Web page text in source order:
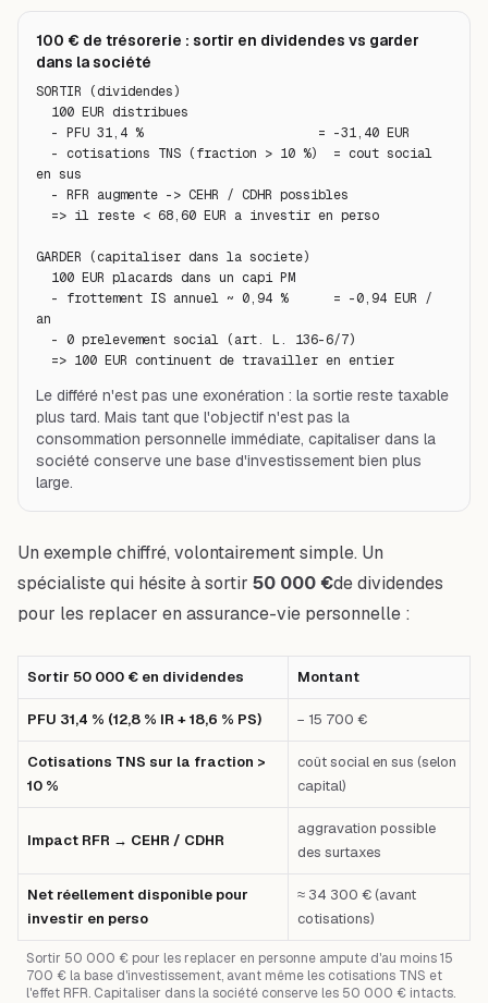
100 € de trésorerie : sortir en dividendes vs garder
dans la société
SORTIR (dividendes)
en sus
GARDER (capitaliser dans la societe)
an
  => 100 EUR continuent de travailler en entier
Le différé n'est pas une exonération : la sortie reste taxable
plus tard. Mais tant que l'objectif n'est pas la
consommation personnelle immédiate, capitaliser dans la
société conserve une base d'investissement bien plus
large.
Un exemple chiffré, volontairement simple. Un
spécialiste qui hésite à sortir 50 000 €de dividendes
pour les replacer en assurance-vie personnelle :
Sortir 50 000 € pour les replacer en personne ampute d'au moins 15
700 € la base d'investissement, avant même les cotisations TNS et
l'effet RFR. Capitaliser dans la société conserve les 50 000 € intacts.
Sortir 50 000 € en dividendes Montant
PFU 31,4 % (12,8 % IR + 18,6 % PS) − 15 700 €
Cotisations TNS sur la fraction >
10 %
coût social en sus (selon
capital)
Impact RFR → CEHR / CDHR
aggravation possible
des surtaxes
Net réellement disponible pour
investir en perso
≈ 34 300 € (avant
cotisations)